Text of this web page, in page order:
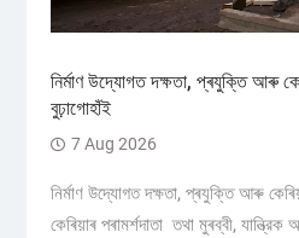
নিৰ্মাণ উদ্যোগত দক্ষতা, প্ৰযুক্তি আৰু
বুঢ়াগোহাঁই
7 Aug 2026
নিৰ্মাণ উদ্যোগত দক্ষতা, প্ৰযুক্তি আৰু
কেৰিয়াৰ পৰামৰ্শদাতা তথা মুৰব্বী,